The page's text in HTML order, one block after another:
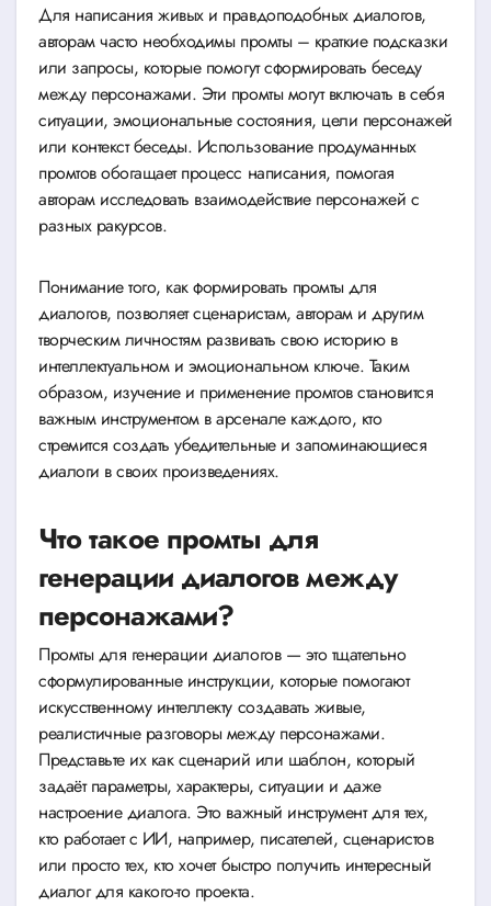
Для написания живых и правдоподобных диалогов,
авторам часто необходимы промты – краткие подсказки
или запросы, которые помогут сформировать беседу
между персонажами. Эти промты могут включать в себя
ситуации, эмоциональные состояния, цели персонажей
или контекст беседы. Использование продуманных
промтов обогащает процесс написания, помогая
авторам исследовать взаимодействие персонажей с
разных ракурсов.
Понимание того, как формировать промты для
диалогов, позволяет сценаристам, авторам и другим
творческим личностям развивать свою историю в
интеллектуальном и эмоциональном ключе. Таким
образом, изучение и применение промтов становится
важным инструментом в арсенале каждого, кто
стремится создать убедительные и запоминающиеся
диалоги в своих произведениях.
Что такое промты для
генерации диалогов между
персонажами?
Промты для генерации диалогов — это тщательно
сформулированные инструкции, которые помогают
искусственному интеллекту создавать живые,
реалистичные разговоры между персонажами.
Представьте их как сценарий или шаблон, который
задаёт параметры, характеры, ситуации и даже
настроение диалога. Это важный инструмент для тех,
кто работает с ИИ, например, писателей, сценаристов
или просто тех, кто хочет быстро получить интересный
диалог для какого-то проекта.